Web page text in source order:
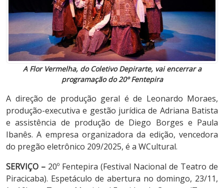
A Flor Vermelha, do Coletivo Depirarte, vai encerrar a
programação do 20º Fentepira
A direção de produção geral é de Leonardo Moraes,
produção-executiva e gestão jurídica de Adriana Batista
e assistência de produção de Diego Borges e Paula
Ibanês. A empresa organizadora da edição, vencedora
do pregão eletrônico 209/2025, é a WCultural.
SERVIÇO – 20º Fentepira (Festival Nacional de Teatro de
Piracicaba). Espetáculo de abertura no domingo, 23/11,